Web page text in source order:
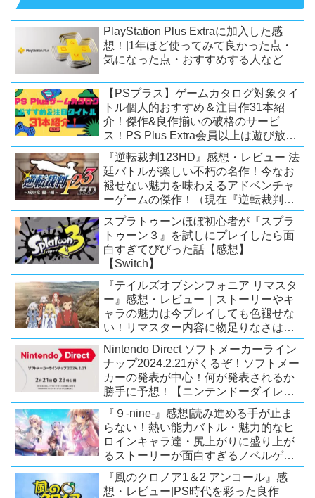
PlayStation Plus Extraに加入した感
想！|1年ほど使ってみて良かった点・
気になった点・おすすめする人など
【PSプラス】ゲームカタログ対象タイ
トル個人的おすすめ＆注目作31本紹
介！傑作&良作揃いの破格のサービ
ス！PS Plus Extra会員以上は遊び放
題！【2026年7月時点】【PS5/PS4】
『逆転裁判123HD』感想・レビュー 法
廷バトルが楽しい不朽の名作！今なお
褪せない魅力を味わえるアドベンチャ
ーゲームの傑作！（現在『逆転裁判
123 成歩堂セレクション』が配信中）
スプラトゥーンほぼ初心者が『スプラ
トゥーン３』を試しにプレイしたら面
白すぎてびびった話【感想】
【Switch】
『テイルズオブシンフォニア リマスタ
ー』感想・レビュー｜ストーリーやキ
ャラの魅力は今プレイしても色褪せな
い！リマスター内容に物足りなさはあ
るが、プレイする価値のあるシリーズ
の人気作【Switch/PS4/Xone】
Nintendo Direct ソフトメーカーライン
ナップ2024.2.21がくるぞ！ソフトメー
カーの発表が中心！何が発表されるか
勝手に予想！【ニンテンドーダイレク
ト予想】
『９-nine-』感想|読み進める手が止ま
らない！熱い能力バトル・魅力的なヒ
ロインキャラ達・尻上がりに盛り上が
るストーリーが面白すぎるノベルゲ
ー！【PC/Steam/Switch/PS4】
『風のクロノア1＆2 アンコール』感
想・レビュー|PS時代を彩った良作